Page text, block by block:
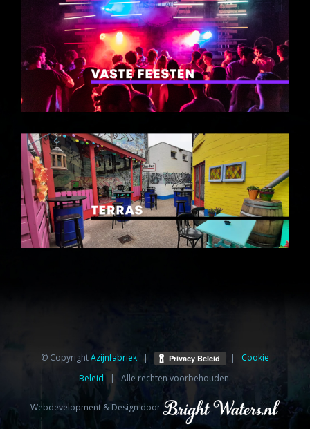
© CopyrightAzijnfabriek⁩ | | Cookie
Beleid | Alle rechten voorbehouden.
Webdevelopment & Design door